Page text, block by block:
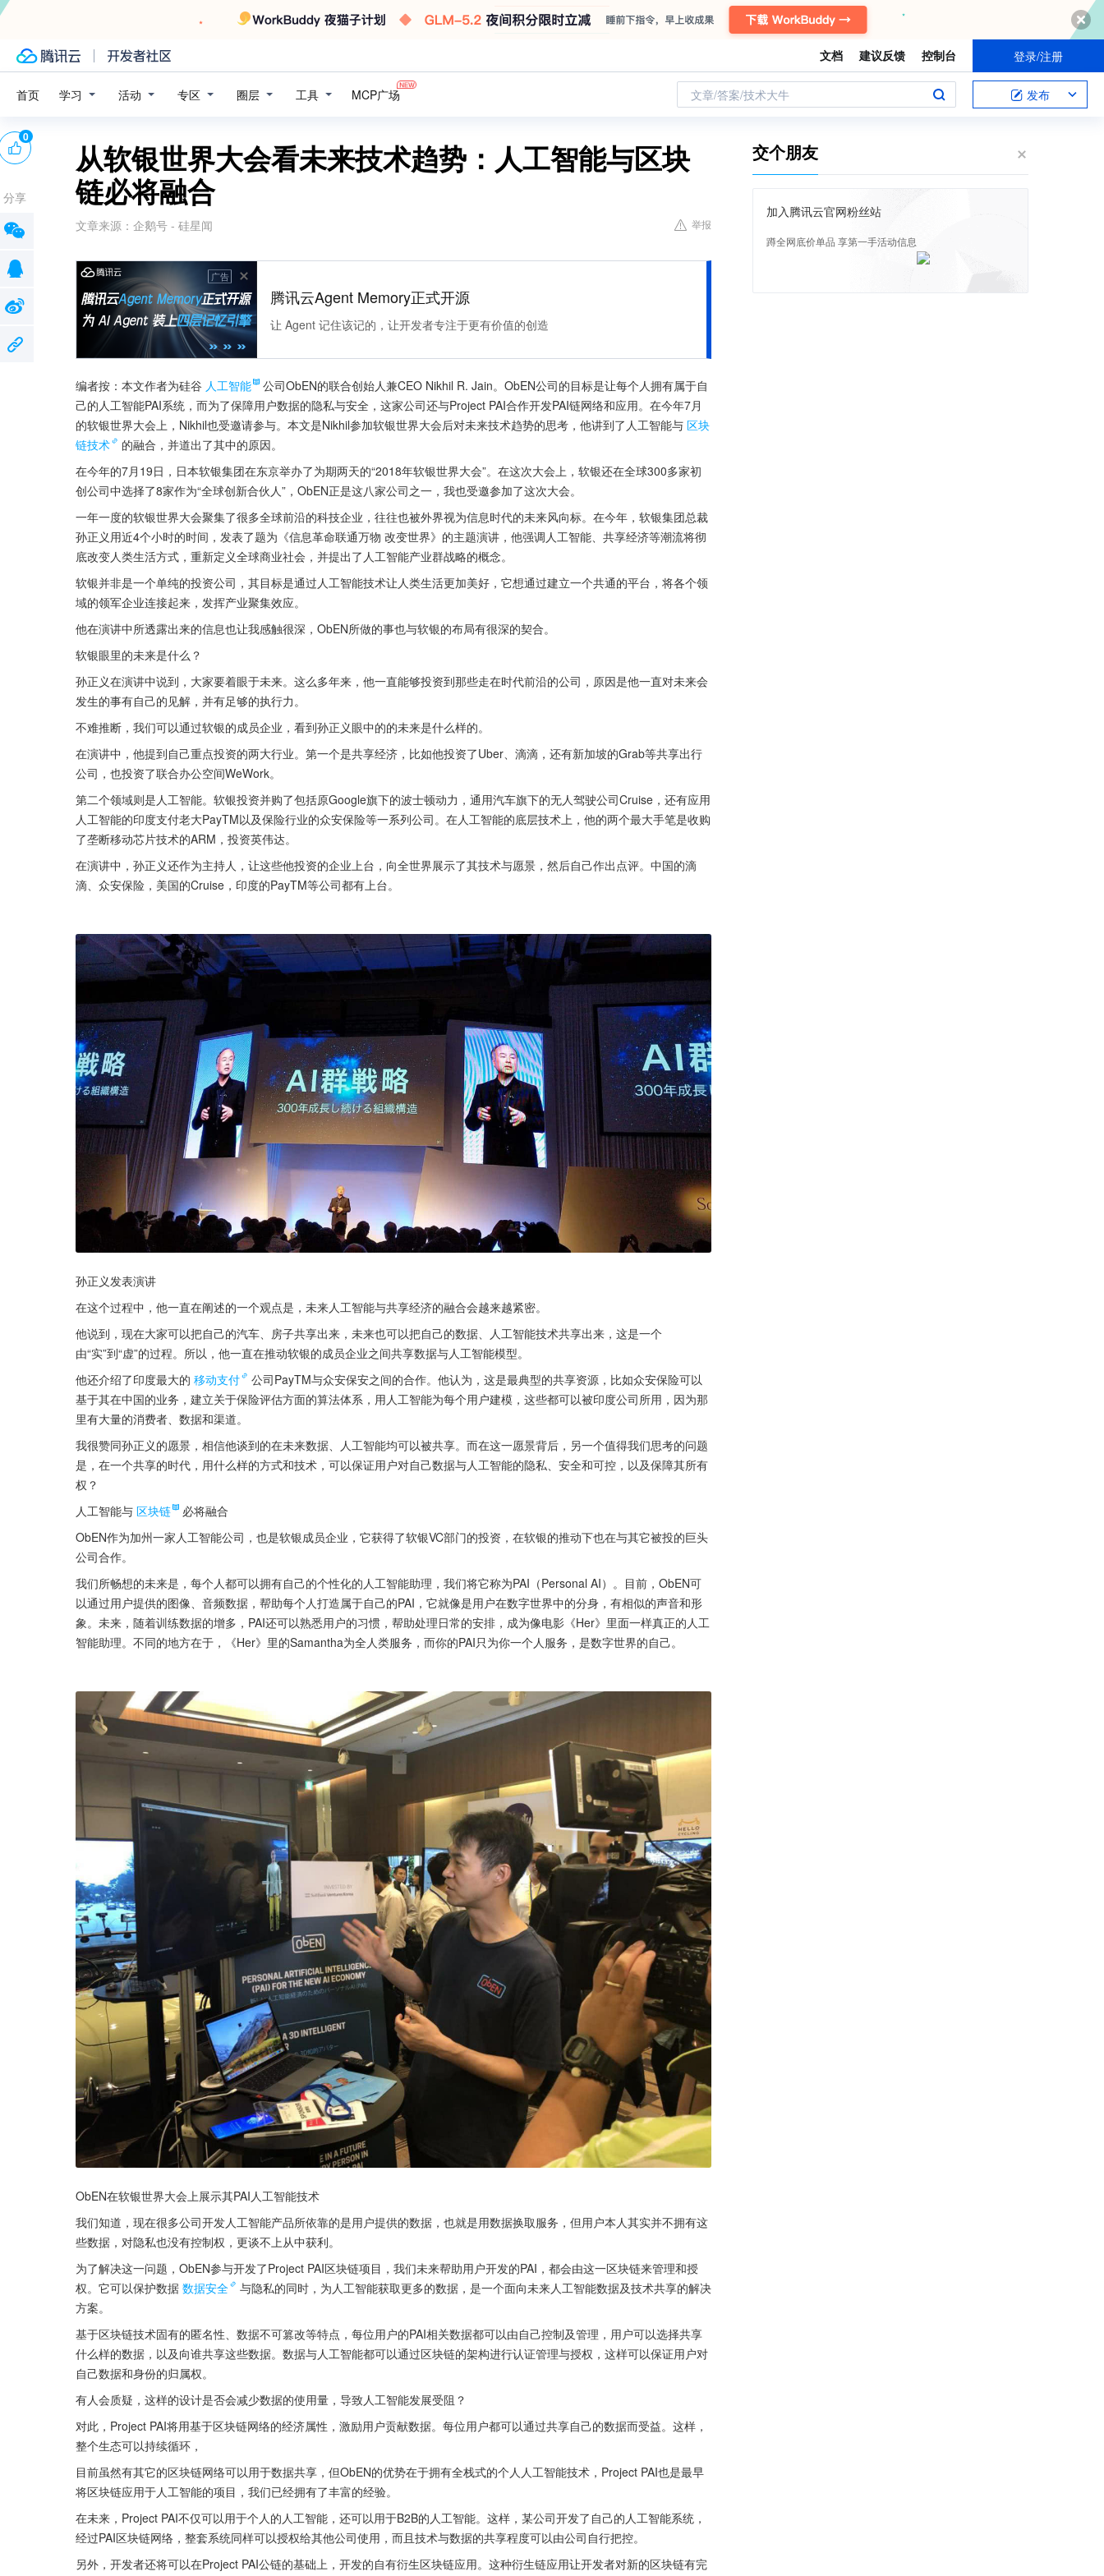
文档 建议反馈 控制台 登录/注册
首页 学习 活动 专区 圈层 工具 MCP广场 文章/答案/技术大牛 发布
从软银世界大会看未来技术趋势：人工智能与区块
链必将融合
文章来源： 企鹅号 - 硅星闻 举报
广告
腾讯云Agent Memory正式开源
让 Agent 记住该记的，让开发者专注于更有价值的创造
编者按：本文作者为硅谷 人工智能
公司ObEN的联合创始人兼CEO Nikhil R. Jain。ObEN公司的目标是让每个人拥有属于自
己的人工智能PAI系统，而为了保障用户数据的隐私与安全，这家公司还与Project PAI合作开发PAI链网络和应用。在今年7月
的软银世界大会上，Nikhil也受邀请参与。本文是Nikhil参加软银世界大会后对未来技术趋势的思考，他讲到了人工智能与 区块
链技术
的融合，并道出了其中的原因。
在今年的7月19日，日本软银集团在东京举办了为期两天的“2018年软银世界大会”。在这次大会上，软银还在全球300多家初
创公司中选择了8家作为“全球创新合伙人”，ObEN正是这八家公司之一，我也受邀参加了这次大会。
一年一度的软银世界大会聚集了很多全球前沿的科技企业，往往也被外界视为信息时代的未来风向标。在今年，软银集团总裁
孙正义用近4个小时的时间，发表了题为《信息革命联通万物 改变世界》的主题演讲，他强调人工智能、共享经济等潮流将彻
底改变人类生活方式，重新定义全球商业社会，并提出了人工智能产业群战略的概念。
软银并非是一个单纯的投资公司，其目标是通过人工智能技术让人类生活更加美好，它想通过建立一个共通的平台，将各个领
域的领军企业连接起来，发挥产业聚集效应。
他在演讲中所透露出来的信息也让我感触很深，ObEN所做的事也与软银的布局有很深的契合。
软银眼里的未来是什么？
孙正义在演讲中说到，大家要着眼于未来。这么多年来，他一直能够投资到那些走在时代前沿的公司，原因是他一直对未来会
发生的事有自己的见解，并有足够的执行力。
不难推断，我们可以通过软银的成员企业，看到孙正义眼中的的未来是什么样的。
在演讲中，他提到自己重点投资的两大行业。第一个是共享经济，比如他投资了Uber、滴滴，还有新加坡的Grab等共享出行
公司，也投资了联合办公空间WeWork。
第二个领域则是人工智能。软银投资并购了包括原Google旗下的波士顿动力，通用汽车旗下的无人驾驶公司Cruise，还有应用
人工智能的印度支付老大PayTM以及保险行业的众安保险等一系列公司。在人工智能的底层技术上，他的两个最大手笔是收购
了垄断移动芯片技术的ARM，投资英伟达。
在演讲中，孙正义还作为主持人，让这些他投资的企业上台，向全世界展示了其技术与愿景，然后自己作出点评。中国的滴
滴、众安保险，美国的Cruise，印度的PayTM等公司都有上台。
孙正义发表演讲
在这个过程中，他一直在阐述的一个观点是，未来人工智能与共享经济的融合会越来越紧密。
他说到，现在大家可以把自己的汽车、房子共享出来，未来也可以把自己的数据、人工智能技术共享出来，这是一个
由“实”到“虚”的过程。所以，他一直在推动软银的成员企业之间共享数据与人工智能模型。
他还介绍了印度最大的 移动支付
公司PayTM与众安保安之间的合作。他认为，这是最典型的共享资源，比如众安保险可以
基于其在中国的业务，建立关于保险评估方面的算法体系，用人工智能为每个用户建模，这些都可以被印度公司所用，因为那
里有大量的消费者、数据和渠道。
我很赞同孙正义的愿景，相信他谈到的在未来数据、人工智能均可以被共享。而在这一愿景背后，另一个值得我们思考的问题
是，在一个共享的时代，用什么样的方式和技术，可以保证用户对自己数据与人工智能的隐私、安全和可控，以及保障其所有
权？
人工智能与 区块链
必将融合
ObEN作为加州一家人工智能公司，也是软银成员企业，它获得了软银VC部门的投资，在软银的推动下也在与其它被投的巨头
公司合作。
我们所畅想的未来是，每个人都可以拥有自己的个性化的人工智能助理，我们将它称为PAI（Personal AI）。目前，ObEN可
以通过用户提供的图像、音频数据，帮助每个人打造属于自己的PAI，它就像是用户在数字世界中的分身，有相似的声音和形
象。未来，随着训练数据的增多，PAI还可以熟悉用户的习惯，帮助处理日常的安排，成为像电影《Her》里面一样真正的人工
智能助理。不同的地方在于，《Her》里的Samantha为全人类服务，而你的PAI只为你一个人服务，是数字世界的自己。
ObEN在软银世界大会上展示其PAI人工智能技术
我们知道，现在很多公司开发人工智能产品所依靠的是用户提供的数据，也就是用数据换取服务，但用户本人其实并不拥有这
些数据，对隐私也没有控制权，更谈不上从中获利。
为了解决这一问题，ObEN参与开发了Project PAI区块链项目，我们未来帮助用户开发的PAI，都会由这一区块链来管理和授
权。它可以保护数据 数据安全
与隐私的同时，为人工智能获取更多的数据，是一个面向未来人工智能数据及技术共享的解决
方案。
基于区块链技术固有的匿名性、数据不可篡改等特点，每位用户的PAI相关数据都可以由自己控制及管理，用户可以选择共享
什么样的数据，以及向谁共享这些数据。数据与人工智能都可以通过区块链的架构进行认证管理与授权，这样可以保证用户对
自己数据和身份的归属权。
有人会质疑，这样的设计是否会减少数据的使用量，导致人工智能发展受阻？
对此，Project PAI将用基于区块链网络的经济属性，激励用户贡献数据。每位用户都可以通过共享自己的数据而受益。这样，
整个生态可以持续循环，
目前虽然有其它的区块链网络可以用于数据共享，但ObEN的优势在于拥有全栈式的个人人工智能技术，Project PAI也是最早
将区块链应用于人工智能的项目，我们已经拥有了丰富的经验。
在未来，Project PAI不仅可以用于个人的人工智能，还可以用于B2B的人工智能。这样，某公司开发了自己的人工智能系统，
经过PAI区块链网络，整套系统同样可以授权给其他公司使用，而且技术与数据的共享程度可以由公司自行把控。
另外，开发者还将可以在Project PAI公链的基础上，开发的自有衍生区块链应用。这种衍生链应用让开发者对新的区块链有完
0
分享
交个朋友
加入腾讯云官网粉丝站
蹲全网底价单品 享第一手活动信息